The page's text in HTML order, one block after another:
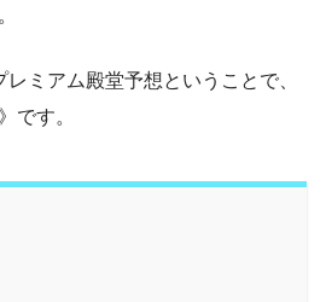
ミアム殿堂予想ということで、
です。